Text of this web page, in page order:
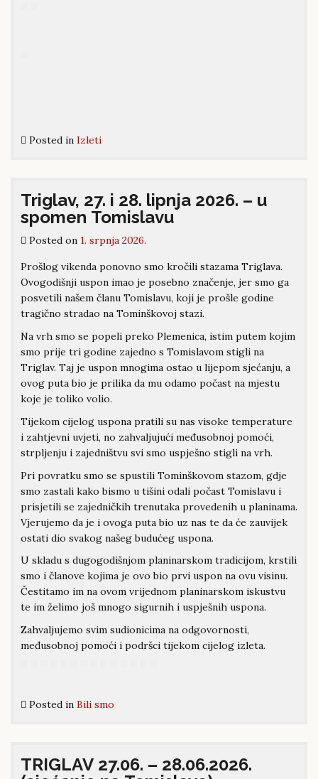
Posted in Izleti
Triglav, 27. i 28. lipnja 2026. – u
spomen Tomislavu
Posted on 1. srpnja 2026.
Prošlog vikenda ponovno smo kročili stazama Triglava.
Ovogodišnji uspon imao je posebno značenje, jer smo ga
posvetili našem članu Tomislavu, koji je prošle godine
tragično stradao na Tominškovoj stazi.
Na vrh smo se popeli preko Plemenica, istim putem kojim
smo prije tri godine zajedno s Tomislavom stigli na
Triglav. Taj je uspon mnogima ostao u lijepom sjećanju, a
ovog puta bio je prilika da mu odamo počast na mjestu
koje je toliko volio.
Tijekom cijelog uspona pratili su nas visoke temperature
i zahtjevni uvjeti, no zahvaljujući međusobnoj pomoći,
strpljenju i zajedništvu svi smo uspješno stigli na vrh.
Pri povratku smo se spustili Tominškovom stazom, gdje
smo zastali kako bismo u tišini odali počast Tomislavu i
prisjetili se zajedničkih trenutaka provedenih u planinama.
Vjerujemo da je i ovoga puta bio uz nas te da će zauvijek
ostati dio svakog našeg budućeg uspona.
U skladu s dugogodišnjom planinarskom tradicijom, krstili
smo i članove kojima je ovo bio prvi uspon na ovu visinu.
Čestitamo im na ovom vrijednom planinarskom iskustvu
te im želimo još mnogo sigurnih i uspješnih uspona.
Zahvaljujemo svim sudionicima na odgovornosti,
međusobnoj pomoći i podršci tijekom cijelog izleta.
Posted in Bili smo
TRIGLAV 27.06. – 28.06.2026.